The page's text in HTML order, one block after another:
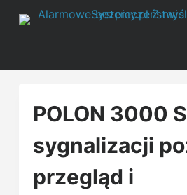
POLON 3000
sygnalizacji
przegląd i